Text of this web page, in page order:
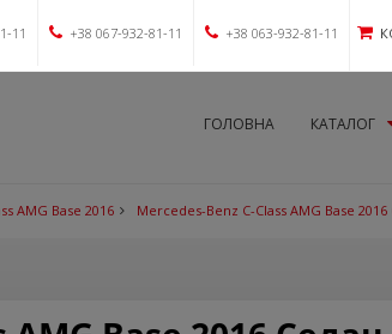
11 +38 067-932-81-11 +38 063-932-81-11
ГОЛОВНА КАТАЛОГ
AMG Base 2016 Mercedes-Benz C-Class AMG Base